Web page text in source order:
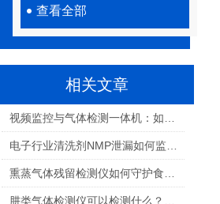
查看全部
相关文章